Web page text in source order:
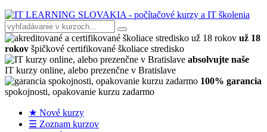
už 18
rokov špičkové certifikované školiace stredisko
absolvujte naše
IT kurzy online, alebo prezenčne v Bratislave
100% garancia
spokojnosti, opakovanie kurzu zadarmo
★ Nové kurzy
☰ Zoznam kurzov